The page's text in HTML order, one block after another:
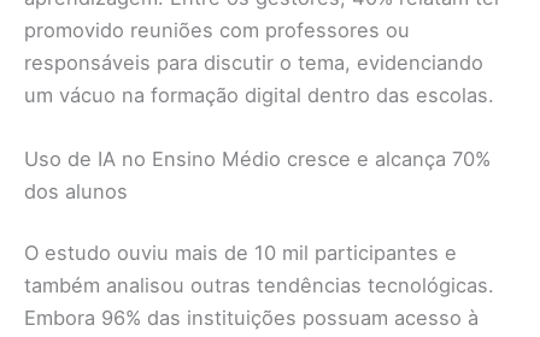
promovido reuniões com professores ou
responsáveis para discutir o tema, evidenciando
um vácuo na formação digital dentro das escolas.
Uso de IA no Ensino Médio cresce e alcança 70%
dos alunos
O estudo ouviu mais de 10 mil participantes e
também analisou outras tendências tecnológicas.
Embora 96% das instituições possuam acesso à